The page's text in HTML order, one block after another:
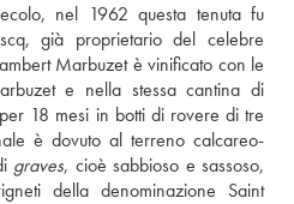
nel 1962 questa tenuta fu
già proprietario del celebre
Marbuzet è vinificato con le
e nella stessa cantina di
18 mesi in botti di rovere di tre
è dovuto al terreno calcareo-
graves, cioè sabbioso e sassoso,
della denominazione Saint